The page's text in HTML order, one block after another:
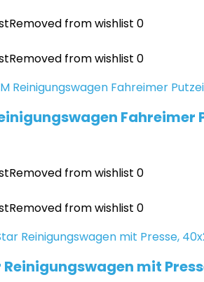
Removed from wishlist 0
Removed from wishlist 0
Removed from wishlist 0
Removed from wishlist 0
mit